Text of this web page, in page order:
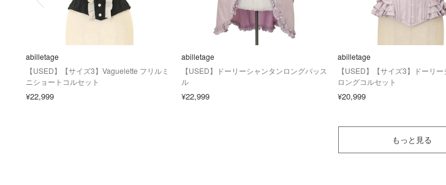
abilletage
【USED】【サイズ3】Vaguelette フリルミ
ニショートコルセット
¥22,999
abilletage
【USED】ドーリーシャンタンロングバッス
ル
¥22,999
abilletage
【USED】【サイズ3】ドーリ
ロングコルセット
¥20,999
もっと見る